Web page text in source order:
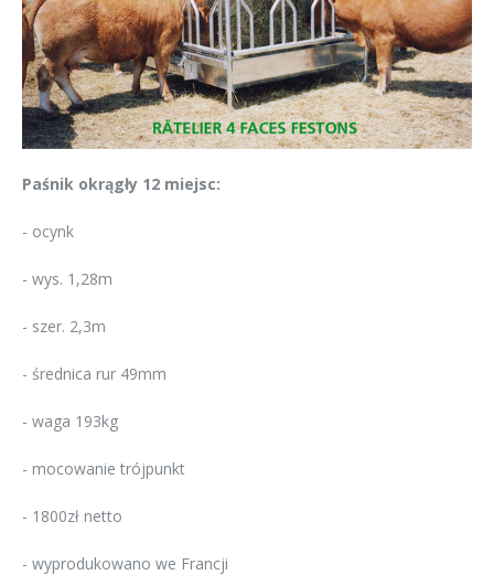
Paśnik okrągły 12 miejsc:
- ocynk
- wys. 1,28m
- szer. 2,3m
- średnica rur 49mm
- waga 193kg
- mocowanie trójpunkt
- 1800zł netto
- wyprodukowano we Francji